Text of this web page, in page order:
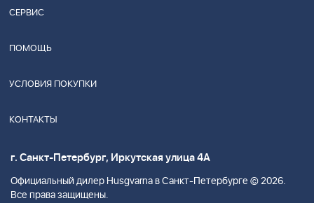
СЕРВИС
ПОМОЩЬ
УСЛОВИЯ ПОКУПКИ
КОНТАКТЫ
г. Санкт-Петербург, Иркутская улица 4А
Официальный дилер Husgvarna в Санкт-Петербурге © 2026.
Все права защищены.